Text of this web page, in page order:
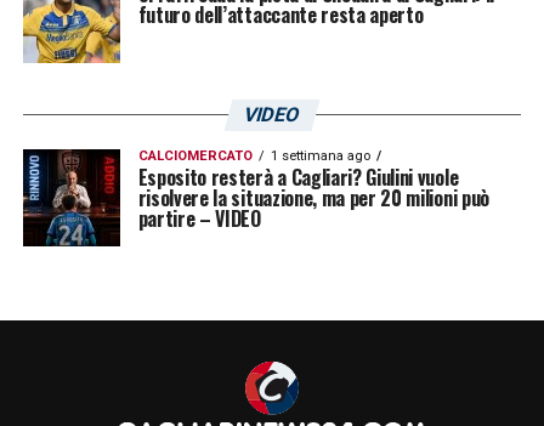
futuro dell’attaccante resta aperto
VIDEO
CALCIOMERCATO 1 settimana ago
Esposito resterà a Cagliari? Giulini vuole
risolvere la situazione, ma per 20 milioni può
partire – VIDEO